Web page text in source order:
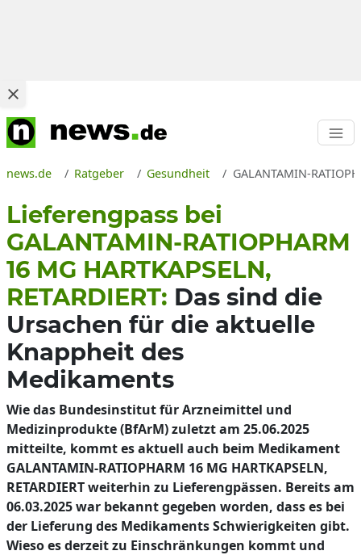
news.de Ratgeber Gesundheit GALANTAMIN-
Lieferengpass bei
GALANTAMIN-RATIOPHARM
16 MG HARTKAPSELN,
RETARDIERT: Das sind die
Ursachen für die aktuelle
Knappheit des
Medikaments
Wie das Bundesinstitut für Arzneimittel und
Medizinprodukte (BfArM) zuletzt am 25.06.2025
mitteilte, kommt es aktuell auch beim Medikament
GALANTAMIN-RATIOPHARM 16 MG HARTKAPSELN,
RETARDIERT weiterhin zu Lieferengpässen. Bereits am
06.03.2025 war bekannt gegeben worden, dass es bei
der Lieferung des Medikaments Schwierigkeiten gibt.
Wieso es derzeit zu Einschränkungen kommt und